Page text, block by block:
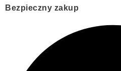
Bezpieczny zakup